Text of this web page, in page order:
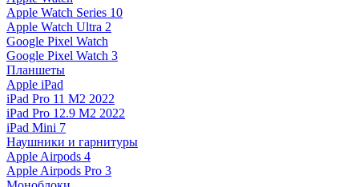
Apple Watch Series 10
Apple Watch Ultra 2
Google Pixel Watch
Google Pixel Watch 3
Планшеты
Apple iPad
iPad Pro 11 M2 2022
iPad Pro 12.9 M2 2022
iPad Mini 7
Наушники и гарнитуры
Apple Airpods 4
Apple Airpods Pro 3